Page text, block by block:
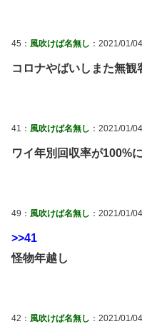
45： 風吹けば名無し ：2021/01/
コロナやばいしまた無観
41： 風吹けば名無し ：2021/01/
ワイ年別回収率が100%
49： 風吹けば名無し ：2021/01/
>>41
怪物年越し
42： 風吹けば名無し ：2021/01/